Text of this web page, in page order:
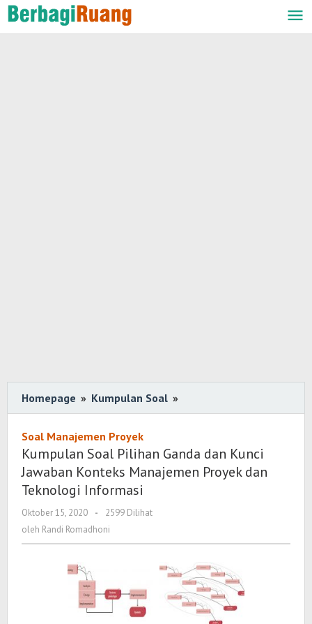
Lewati
ke
Homepage » Kumpulan Soal »
Soal
Ganda
Proyek
dan
Teknologi
Informasi
Soal Manajemen Proyek
Kumpulan Soal Pilihan Ganda dan Kunci
Jawaban Konteks Manajemen Proyek dan
Teknologi Informasi
Oktober 15, 2020
oleh
Randi
-
2599 Dilihat
oleh Randi Romadhoni